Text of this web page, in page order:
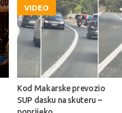
VIDEO
Kod Makarske prevozio
SUP dasku na skuteru –